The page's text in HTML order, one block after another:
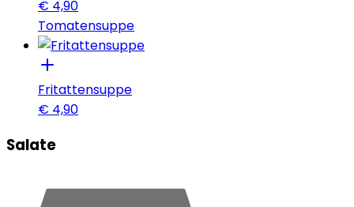
€ 4,90
Tomatensuppe
Fritattensuppe
€ 4,90
Salate